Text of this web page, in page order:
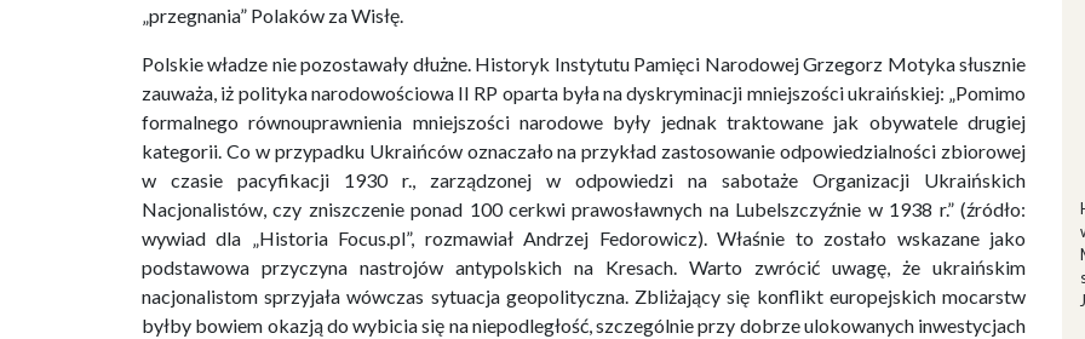
„przegnania” Polaków za Wisłę.
Polskie władze nie pozostawały dłużne. Historyk Instytutu Pamięci Narodowej Grzegorz Motyka słusznie
zauważa, iż polityka narodowościowa II RP oparta była na dyskryminacji mniejszości ukraińskiej: „Pomimo
formalnego równouprawnienia mniejszości narodowe były jednak traktowane jak obywatele drugiej
kategorii. Co w przypadku Ukraińców oznaczało na przykład zastosowanie odpowiedzialności zbiorowej
w czasie pacyfikacji 1930 r., zarządzonej w odpowiedzi na sabotaże Organizacji Ukraińskich
Nacjonalistów, czy zniszczenie ponad 100 cerkwi prawosławnych na Lubelszczyźnie w 1938 r.” (źródło:
wywiad dla „Historia Focus.pl”, rozmawiał Andrzej Fedorowicz). Właśnie to zostało wskazane jako
podstawowa przyczyna nastrojów antypolskich na Kresach. Warto zwrócić uwagę, że ukraińskim
nacjonalistom sprzyjała wówczas sytuacja geopolityczna. Zbliżający się konflikt europejskich mocarstw
byłby bowiem okazją do wybicia się na niepodległość, szczególnie przy dobrze ulokowanych inwestycjach